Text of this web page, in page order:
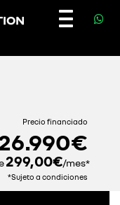
Toggle
Precio financiado
299,00€/mes*
*Sujeto a condiciones